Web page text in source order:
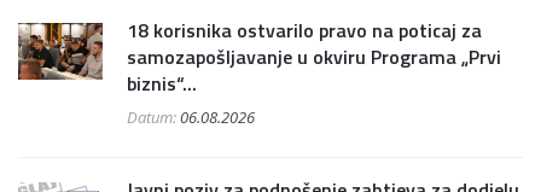
18 korisnika ostvarilo pravo na poticaj za
samozapošljavanje u okviru Programa „Prvi
biznis“...
Datum:06.08.2026